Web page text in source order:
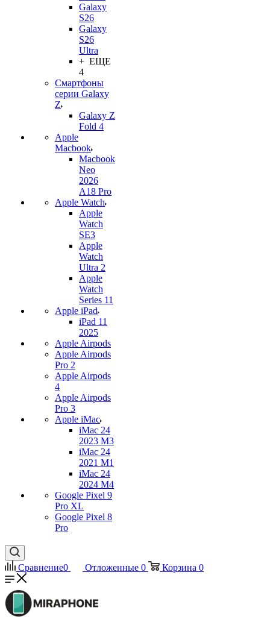
Galaxy
S26
Galaxy
S26
Ultra
+ ЕЩЕ
4
Смартфоны
серии Galaxy
Z
Galaxy Z
Fold 4
Apple
Macbook
Macbook
Neo
2026
A18 Pro
Apple Watch
Apple
Watch
SE3
Apple
Watch
Ultra 2
Apple
Watch
Series 11
Apple iPad
iPad 11
2025
Apple Airpods
Apple Airpods
Pro 2
Apple Airpods
4
Apple Airpods
Pro 3
Apple iMac
iMac 24
2023 M3
iMac 24
2021 M1
iMac 24
2024 M4
Google Pixel 9
Pro XL
Google Pixel 8
Pro
Сравнение0 Отложенные 0 Корзина 0